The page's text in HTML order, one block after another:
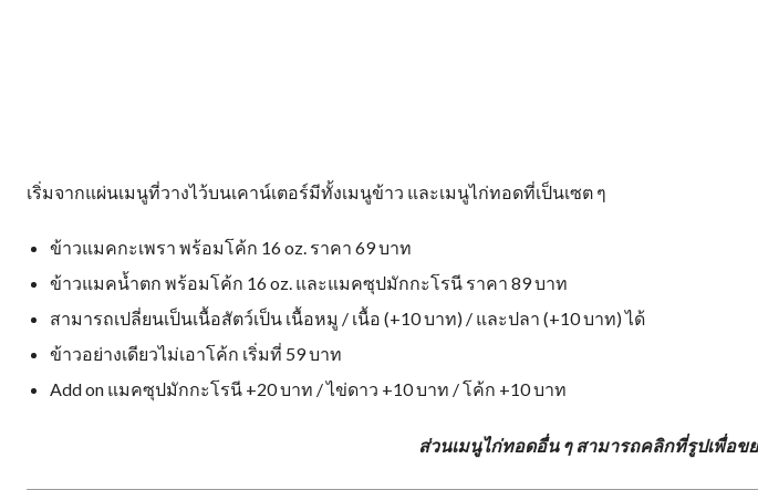
เริ่มจากแผ่นเมนูที่วางไว้บนเคาน์เตอร์มีทั้งเมนูข้าว และเมนูไก่ทอดที่เป็นเซต ๆ
ข้าวแมคกะเพรา พร้อมโค้ก 16 oz. ราคา 69 บาท
ข้าวแมคน้ำตก พร้อมโค้ก 16 oz. และแมคซุปมักกะโรนี ราคา 89 บาท
สามารถเปลี่ยนเป็นเนื้อสัตว์เป็น เนื้อหมู / เนื้อ (+10 บาท) / และปลา (+10 บาท) ได้
ข้าวอย่างเดียวไม่เอาโค้ก เริ่มที่ 59 บาท
Add on แมคซุปมักกะโรนี +20 บาท / ไข่ดาว +10 บาท / โค้ก +10 บาท
ส่วนเมนูไก่ทอดอื่น ๆ สามารถคลิกที่รูปเพื่อ